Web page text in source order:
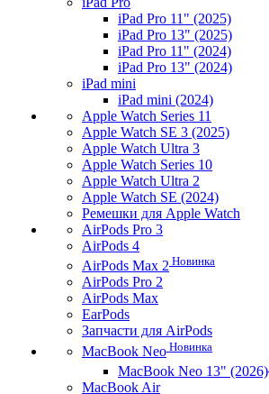
iPad Pro 11" (2025)
iPad Pro 13" (2025)
iPad Pro 11" (2024)
iPad Pro 13" (2024)
iPad mini
iPad mini (2024)
Apple Watch Series 11
Apple Watch SE 3 (2025)
Apple Watch Ultra 3
Apple Watch Series 10
Apple Watch Ultra 2
Apple Watch SE (2024)
Ремешки для Apple Watch
AirPods Pro 3
AirPods 4
AirPods Max 2 Новинка
AirPods Pro 2
AirPods Max
EarPods
Запчасти для AirPods
MacBook Neo Новинка
MacBook Neo 13" (2026)
MacBook Air